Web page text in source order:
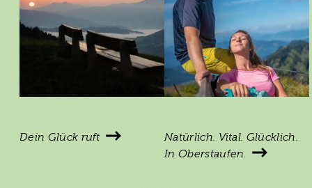
Dein Glück ruft
Natürlich. Vital. Glücklich.
In Oberstaufen.